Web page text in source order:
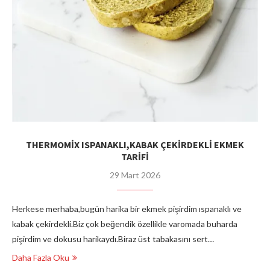
THERMOMİX ISPANAKLI,KABAK ÇEKİRDEKLİ EKMEK
TARİFİ
29 Mart 2026
Herkese merhaba,bugün harika bir ekmek pişirdim ıspanaklı ve
kabak çekirdekli.Biz çok beğendik özellikle varomada buharda
pişirdim ve dokusu harikaydı.Biraz üst tabakasını sert…
Daha Fazla Oku